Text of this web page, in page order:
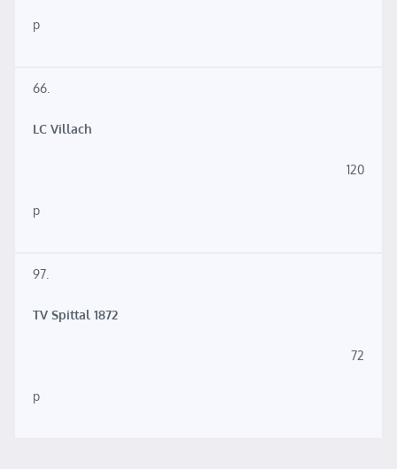
p
66.
LC Villach
120
p
97.
TV Spittal 1872
72
p